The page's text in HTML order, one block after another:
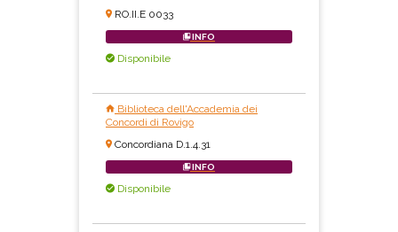
RO.II.E 0033
INFO
Disponibile
Biblioteca dell'Accademia dei
Concordi di Rovigo
Concordiana D.1.4.31
INFO
Disponibile